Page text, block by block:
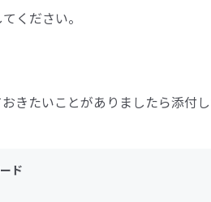
ください。
きたいことがありましたら添付
ド